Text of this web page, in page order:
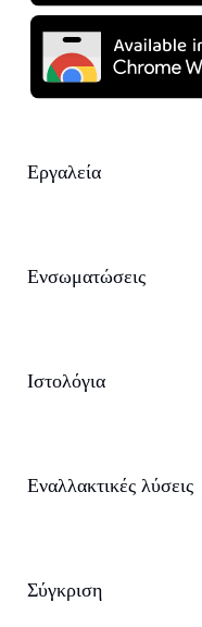
Εργαλεία
Ενσωματώσεις
Ιστολόγια
Εναλλακτικές λύσεις
Σύγκριση